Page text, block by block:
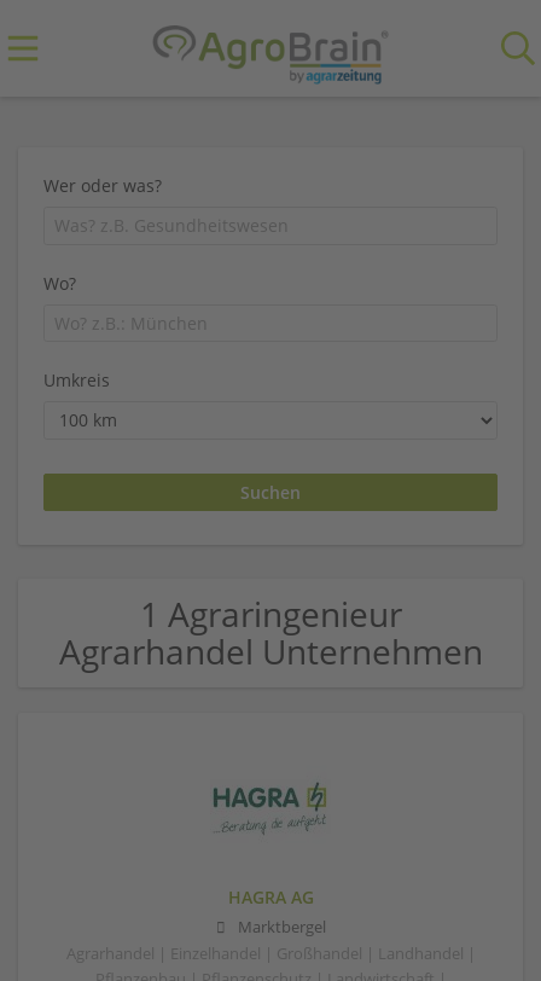
Wer oder was?
Wo?
Umkreis
1 Agraringenieur
Agrarhandel Unternehmen
HAGRA AG
Marktbergel
Agrarhandel | Einzelhandel | Großhandel | Landhandel |